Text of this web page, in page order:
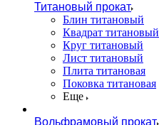
Титановый прокат
Блин титановый
Квадрат титановый
Круг титановый
Лист титановый
Плита титановая
Поковка титановая
Еще
Вольфрамовый прокат